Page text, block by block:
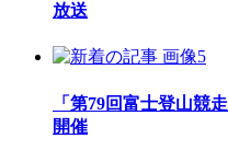
放送
「第79回富士登山競
開催